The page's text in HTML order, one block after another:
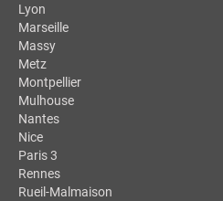
Lyon
Marseille
Massy
Metz
Montpellier
Mulhouse
Nantes
Nice
Paris 3
Rennes
Rueil-Malmaison